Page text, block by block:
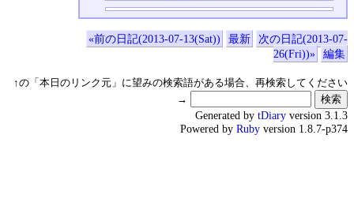
«前の日記(2013-07-13(Sat)) 最新
次の日記(2013-07-
26(Fri))»
編集
↑の「本日のリンク元」に望みの検索語がある場合、再検索してください
→
Generated by tDiary version 3.1.3
Powered by Ruby version 1.8.7-p374